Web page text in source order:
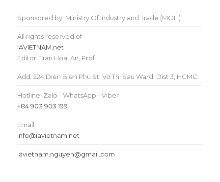
Sponsored by: Ministry Of Industry and Trade (MOIT)
All rights reserved of
IAVIETNAM.net
Editor: Tran Hoai An, Prof
Add: 224 Dien Bien Phu St, Vo Thi Sau Ward, Dist 3, HCMC
Hotline: Zalo - WhatsApp - Viber
+84 903 903 199
Email:
info@iavietnam.net
iavietnam.nguyen@gmail.com